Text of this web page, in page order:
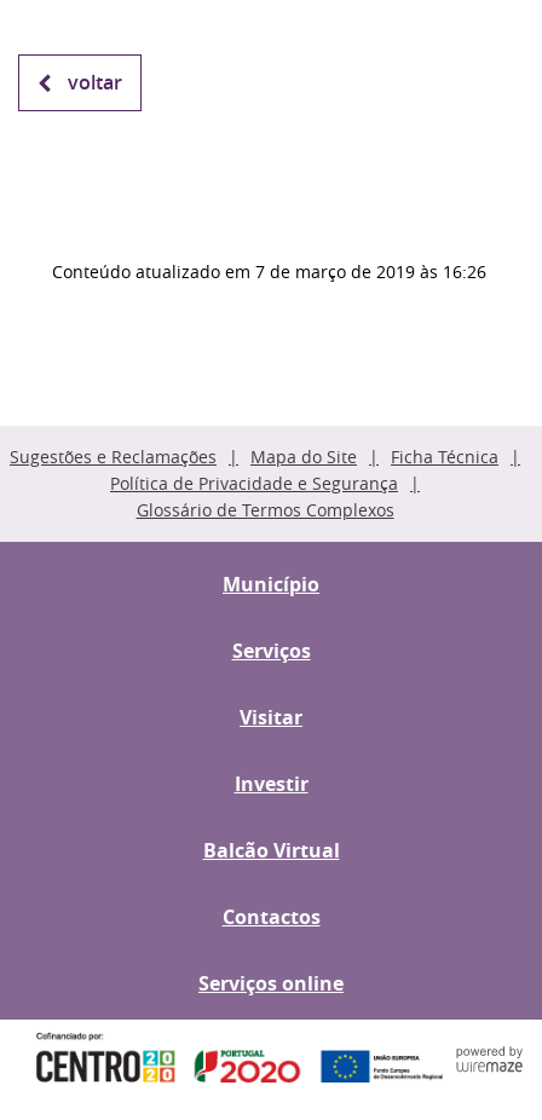
voltar
Conteúdo atualizado em 7 de março de 2019 às 16:26
Sugestões e Reclamações Mapa do Site
Ficha Técnica
Política de Privacidade e Segurança
Glossário de Termos Complexos
Município
Serviços
Visitar
Investir
Balcão Virtual
Contactos
Serviços online